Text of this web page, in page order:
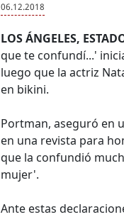
06.12.2018
LOS ÁNGELES,
que te confundí...'
luego que la actriz
en bikini.
Portman, aseguró en
en una revista para
que la confundió
mujer'.
Ante estas